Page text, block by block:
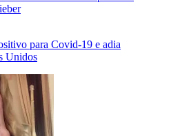
para Covid-19 e adia
Unidos